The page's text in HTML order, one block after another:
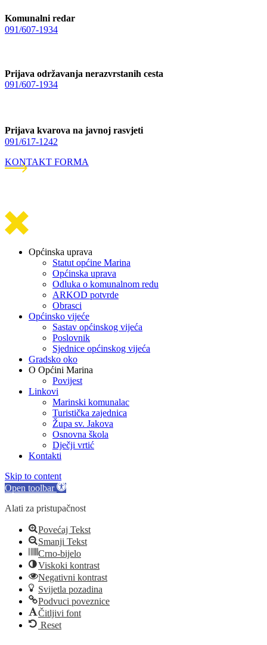
Komunalni redar
091/607-1934
Prijava održavanja nerazvrstanih cesta
091/607-1934
Prijava kvarova na javnoj rasvjeti
091/617-1242
KONTAKT FORMA
Općinska uprava
Statut općine Marina
Općinska uprava
Odluka o komunalnom redu
ARKOD potvrde
Obrasci
Općinsko vijeće
Sastav općinskog vijeća
Poslovnik
Sjednice općinskog vijeća
Gradsko oko
O Općini Marina
Povijest
Linkovi
Marinski komunalac
Turistička zajednica
Župa sv. Jakova
Osnovna škola
Dječji vrtić
Kontakti
Skip to content
Open toolbar
Alati za pristupačnost
Povećaj Tekst
Smanji Tekst
Crno-bijelo
Viskoki kontrast
Negativni kontrast
Svijetla pozadina
Podvuci poveznice
Čitljivi font
Reset